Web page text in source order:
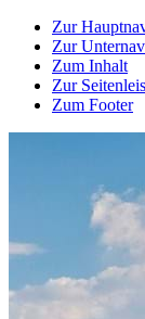
Zur
Zur
Zum Inhalt
Zur
Zum Footer